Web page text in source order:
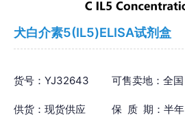
犬白介素5(IL5)ELISA试剂盒
货号：YJ32643 可售卖地：全国
供货：现货供应 保 质 期：半年